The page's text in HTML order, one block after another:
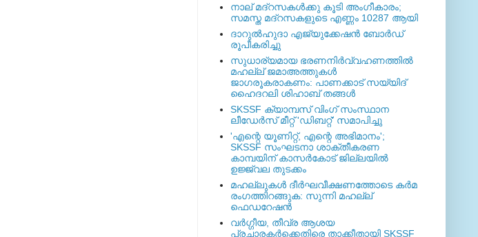
നാല് മദ്‌റസകള്‍ക്കു കൂടി അംഗീകാരം;
സമസ്ത മദ്‌റസകളുടെ എണ്ണം 10287 ആയി
ദാറുല്‍ഹുദാ എജ്യുക്കേഷന്‍ ബോര്‍ഡ്
രൂപീകരിച്ചു
സുധാര്യമായ ഭരണനിര്‍വ്വഹണത്തില്‍
മഹല്ല് ജമാഅത്തുകള്‍
ജാഗരൂകരാകണം: പാണക്കാട് സയ്യിദ്
ഹൈദറലി ശിഹാബ് തങ്ങള്‍
SKSSF ക്യാമ്പസ് വിംഗ് സംസ്ഥാന
ലീഡേർസ് മീറ്റ് 'ഡിബറ്റ്' സമാപിച്ചു
'എന്റെ യൂണിറ്റ്, എന്റെ അഭിമാനം';
SKSSF സംഘടനാ ശാക്തീകരണ
കാമ്പയിന് കാസര്‍കോട് ജില്ലയില്‍
ഉജ്ജ്വല തുടക്കം
മഹല്ലുകള്‍ ദീര്‍ഘവീക്ഷണത്തോടെ കര്‍മ
രംഗത്തിറങ്ങുക: സുന്നി മഹല്ല്
ഫെഡറേഷന്‍
വര്‍ഗ്ഗീയ, തീവ്ര ആശയ
പ്രചാരകര്‍ക്കെതിരെ താക്കീതായി SKSSF